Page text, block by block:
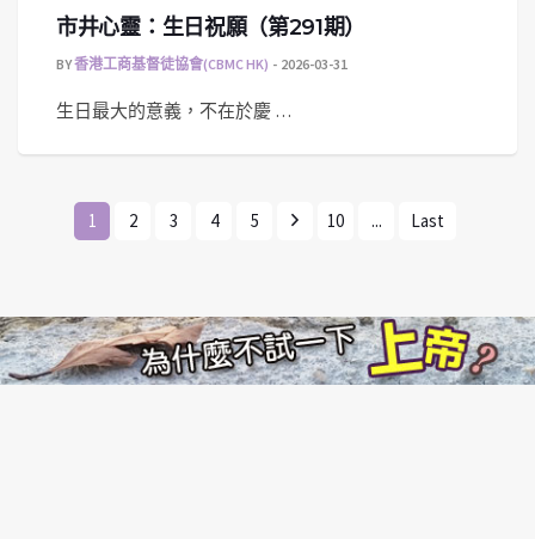
市井心靈：生日祝願（第291期）
BY香港工商基督徒協會(CBMC HK) 2026-03-31
生日最大的意義，不在於慶 …
1 2 3 4 5 10 ... Last